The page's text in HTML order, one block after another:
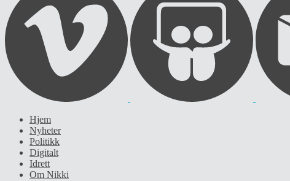
Hjem
Nyheter
Politikk
Digitalt
Idrett
Om Nikki